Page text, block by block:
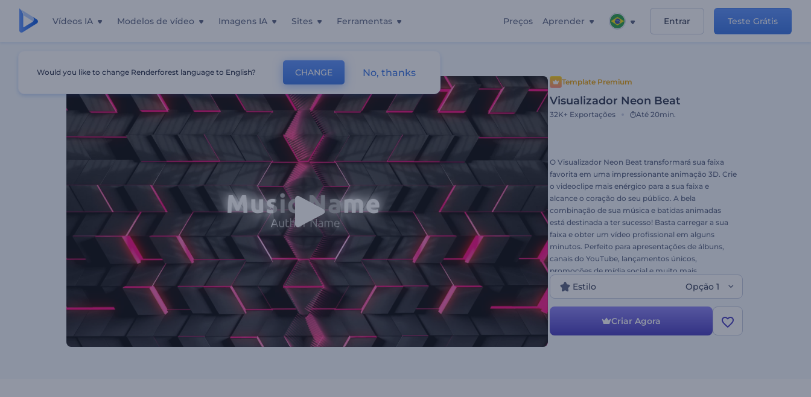
Vídeos IA Modelos de vídeo Imagens IA Sites Ferramentas Preços Aprender Entrar Teste Grátis
Template Premium
Visualizador Neon Beat
32K+ Exportações Até 20min.
O Visualizador Neon Beat transformará sua faixa
favorita em uma impressionante animação 3D. Crie
o videoclipe mais enérgico para a sua faixa e
alcance o coração do seu público. A bela
combinação de sua música e batidas animadas
está destinada a ter sucesso! Basta carregar a sua
faixa e obter um vídeo profissional em alguns
minutos. Perfeito para apresentações de álbuns,
canais do YouTube, lançamentos únicos,
promoções de mídia social e muito mais.
Experimente imediatamente, de graça!
Estilo Opção 1
Criar Agora
Would you like to change Renderforest language to English? CHANGE No, thanks